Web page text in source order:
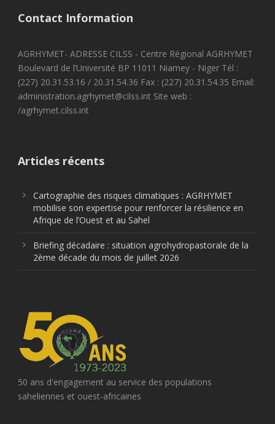
Contact Information
AGRHYMET- ADRESSE CILSS - Centre Régional AGRHYMET
Boulevard de l’Université BP 11011 Niamey - Niger Tél :
(227) 20.31.53.16 / 20.31.54.36 Fax : (227) 20.31.54.35 Email:
administration.agrhymet@cilss.int Site web :
/agrhymet.cilss.int
Articles récents
Cartographie des risques climatiques : AGRHYMET
mobilise son expertise pour renforcer la résilience en
Afrique de l’Ouest et au Sahel
Briefing décadaire : situation agrohydropastorale de la
2ème décade du mois de juillet 2026
50 ans d'engagement au service des populations
saheliennes et ouest-africaines